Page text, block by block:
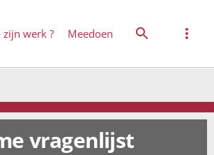
zijn werk ? Meedoen
vragenlijst